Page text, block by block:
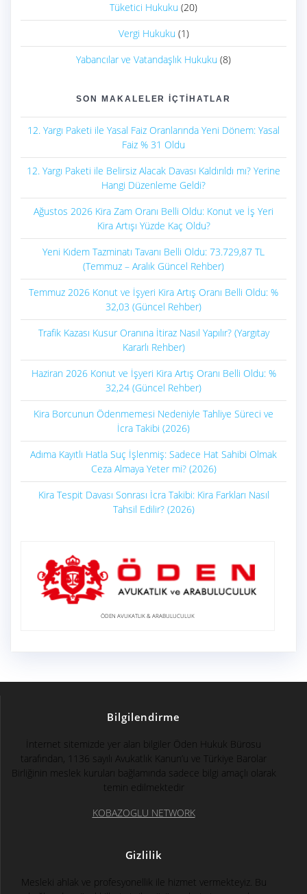
Tüketici Hukuku (20)
Vergi Hukuku (1)
Yabancılar ve Vatandaşlık Hukuku (8)
SON MAKALELER İÇTIHATLAR
12. Yargı Paketi ile Yasal Faiz Oranlarında Yeni Dönem: Yasal
Faiz % 31 Oldu
12. Yargı Paketi ile Belirsiz Alacak Davası Kaldırıldı mı? Yerine
Hangi Düzenleme Geldi?
Ağustos 2026 Kira Zam Oranı Belli Oldu: Konut ve İş Yeri
Kira Artışı Yüzde Kaç Oldu?
Yeni Kıdem Tazminatı Tavanı Belli Oldu: 73.729,87 TL
(Temmuz – Aralık Güncel Rehber)
Temmuz 2026 Konut ve İşyeri Kira Artış Oranı Belli Oldu: %
32,03 (Güncel Rehber)
Trafik Kazası Kusur Oranına İtiraz Nasıl Yapılır? (Yargıtay
Kararlı Rehber)
Haziran 2026 Konut ve İşyeri Kira Artış Oranı Belli Oldu: %
32,24 (Güncel Rehber)
Kira Borcunun Ödenmemesi Nedeniyle Tahliye Süreci ve
İcra Takibi (2026)
Adıma Kayıtlı Hatla Suç İşlenmiş: Sadece Hat Sahibi Olmak
Ceza Almaya Yeter mi? (2026)
Kira Tespit Davası Sonrası İcra Takibi: Kira Farkları Nasıl
Tahsil Edilir? (2026)
ÖDEN AVUKATLIK & ARABULUCULUK
Bilgilendirme
İnternet sitemizde yer alan bilgiler Öden Hukuk Bürosu
tarafından, 1136 sayılı Avukatlık Kanun’u ve Türkiye Barolar
Birliğinin meslek kuruları bağlamında sadece bilgi amaçlı olarak
temin edilmektedir
KOBAZOGLU NETWORK
Gizlilik
Mesleki ahlak ve profesyonellik ile hizmet vermekteyiz. Bu